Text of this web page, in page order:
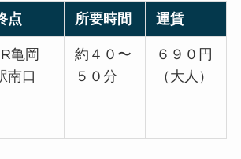
点 所要時間 運賃
亀岡
南口
約４０〜
５０分
６９０円
（大人）